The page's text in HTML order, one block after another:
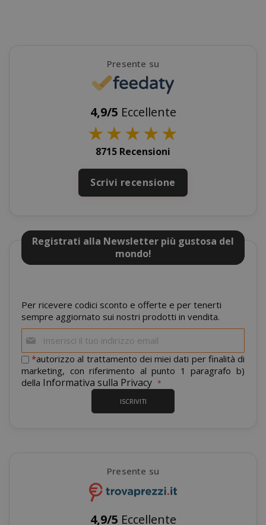
Presente su
4,9/5 Eccellente
★★★★★
8715 Recensioni
Scrivi recensione
Registrati alla Newsletter più gustosa del
mondo!
Per ricevere codici sconto e offerte e per tenerti
sempre aggiornato sui nostri prodotti in vendita.
alla
nostra
newsletter:
*autorizzo al trattamento dei miei dati per finalità di
marketing, con riferimento al punto 1 paragrafo b)
della Informativa sulla Privacy
ISCRIVITI
Presente su
4,9/5 Eccellente
SADEVSESSID
mage-cache-storage